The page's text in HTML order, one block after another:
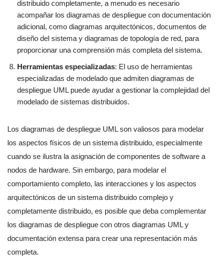
distribuido completamente, a menudo es necesario
acompañar los diagramas de despliegue con documentación
adicional, como diagramas arquitectónicos, documentos de
diseño del sistema y diagramas de topología de red, para
proporcionar una comprensión más completa del sistema.
Herramientas especializadas: El uso de herramientas
especializadas de modelado que admiten diagramas de
despliegue UML puede ayudar a gestionar la complejidad del
modelado de sistemas distribuidos.
Los diagramas de despliegue UML son valiosos para modelar
los aspectos físicos de un sistema distribuido, especialmente
cuando se ilustra la asignación de componentes de software a
nodos de hardware. Sin embargo, para modelar el
comportamiento completo, las interacciones y los aspectos
arquitectónicos de un sistema distribuido complejo y
completamente distribuido, es posible que deba complementar
los diagramas de despliegue con otros diagramas UML y
documentación extensa para crear una representación más
completa.